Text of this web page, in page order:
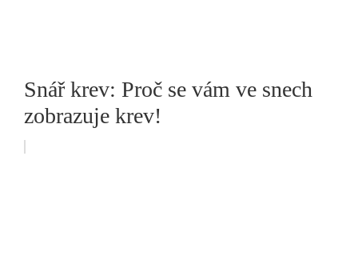
Snář krev: Proč se vám ve snech
zobrazuje krev!